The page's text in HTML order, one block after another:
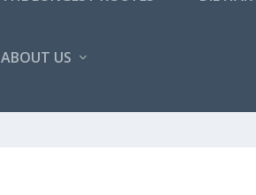
ABOUT US